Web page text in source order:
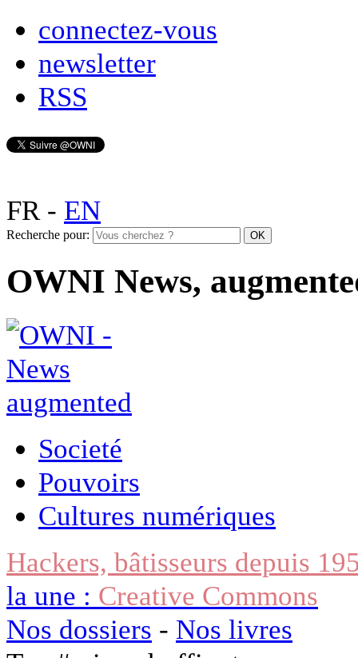
connectez-vous
newsletter
RSS
FR- EN
Recherche pour:
OWNI News,
Societé
Pouvoirs
Cultures numériques
Hackers, bâtisseurs depuis
la une : Creative Commons
Nos dossiers - Nos livres